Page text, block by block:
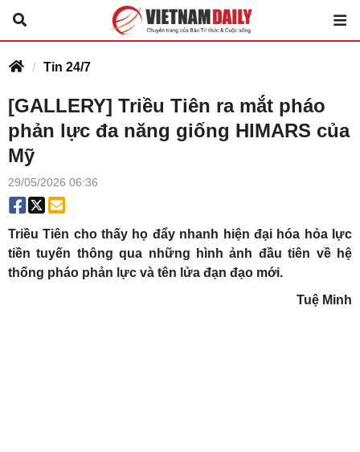
Tin 24/7
[GALLERY] Triều Tiên ra mắt pháo
phản lực đa năng giống HIMARS của
Mỹ
29/05/2026 06:36
Triều Tiên cho thấy họ đẩy nhanh hiện đại hóa hỏa lực
tiền tuyến thông qua những hình ảnh đầu tiên về hệ
thống pháo phản lực và tên lửa đạn đạo mới.
Tuệ Minh